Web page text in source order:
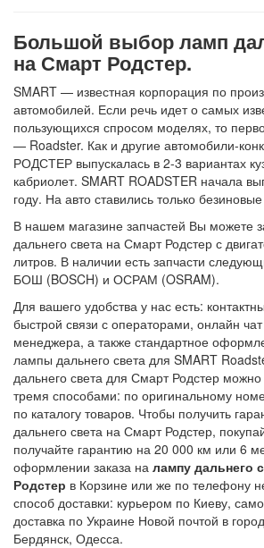
Большой выбор ламп
на Смарт Родстер.
SMART — известная корпорация по
автомобилей. Если речь идет о самых
пользующихся спросом моделях, то
— Roadster. Как и другие автомобили-
РОДСТЕР выпускалась в 2-3 вариантах
кабриолет. SMART ROADSTER начала
году. На авто ставились только
В нашем магазине запчастей Вы можете
дальнего света на Смарт Родстер с
литров. В наличии есть запчасти
БОШ (BOSCH) и ОСРАМ (OSRAM).
Для вашего удобства у нас есть:
быстрой связи с операторами, онлайн чат
менеджера, а также стандартное
лампы дальнего света для SMART
дальнего света для Смарт Родстер
тремя способами: по оригинальному
по каталогу товаров. Чтобы получить
дальнего света на Смарт Родстер,
получайте гарантию на 20 000 км или 6
оформлении заказа на лампу дальнего
Родстер в Корзине или же по телефону
способ доставки: курьером по Киеву,
доставка по Украине Новой почтой в
Бердянск, Одесса.